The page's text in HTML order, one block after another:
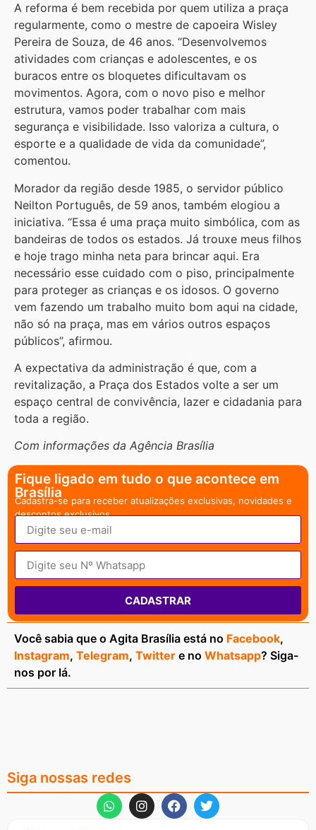
A reforma é bem recebida por quem utiliza a praça
regularmente, como o mestre de capoeira Wisley
Pereira de Souza, de 46 anos. “Desenvolvemos
atividades com crianças e adolescentes, e os
buracos entre os bloquetes dificultavam os
movimentos. Agora, com o novo piso e melhor
estrutura, vamos poder trabalhar com mais
segurança e visibilidade. Isso valoriza a cultura, o
esporte e a qualidade de vida da comunidade”,
comentou.
Morador da região desde 1985, o servidor público
Neilton Português, de 59 anos, também elogiou a
iniciativa. “Essa é uma praça muito simbólica, com as
bandeiras de todos os estados. Já trouxe meus filhos
e hoje trago minha neta para brincar aqui. Era
necessário esse cuidado com o piso, principalmente
para proteger as crianças e os idosos. O governo
vem fazendo um trabalho muito bom aqui na cidade,
não só na praça, mas em vários outros espaços
públicos”, afirmou.
A expectativa da administração é que, com a
revitalização, a Praça dos Estados volte a ser um
espaço central de convivência, lazer e cidadania para
toda a região.
Com informações da Agência Brasília
Fique ligado em tudo o que acontece em
Brasília
Cadastra-se para receber atualizações exclusivas, novidades e
descontos exclusivos.
CADASTRAR
Você sabia que o Agita Brasília está no Facebook,
Instagram, Telegram, Twitter e no Whatsapp? Siga-
nos por lá.
Siga nossas redes